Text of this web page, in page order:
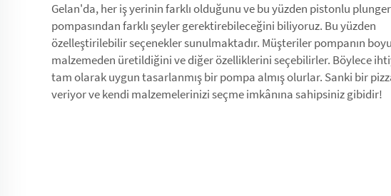
Gelan'da, her iş yerinin farklı olduğunu ve bu yüzden pistonlu plunger
pompasından farklı şeyler gerektirebileceğini biliyoruz. Bu yüzden
özelleştirilebilir seçenekler sunulmaktadır. Müşteriler pompanın
malzemeden üretildiğini ve diğer özelliklerini seçebilirler. Böylece
tam olarak uygun tasarlanmış bir pompa almış olurlar. Sanki bir
veriyor ve kendi malzemelerinizi seçme imkânına sahipsiniz gibidir!